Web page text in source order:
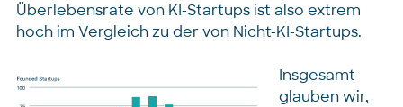
Überlebensrate von KI-Startups ist also extrem
hoch im Vergleich zu der von Nicht-KI-Startups.
Insgesamt
glauben wir,